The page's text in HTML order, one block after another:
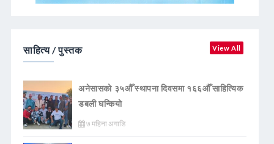
साहित्य / पुस्तक View All
अनेसासको ३५औँ स्थापना दिवसमा १६६औँ साहित्यिक
डबली घन्कियाे
७ महिना अगाडि